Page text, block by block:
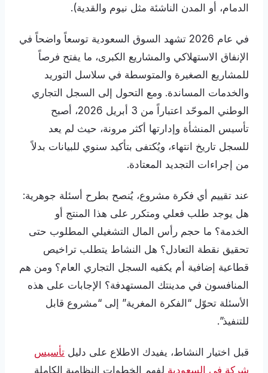
الدمام، أو المدن الناشئة مثل نيوم والقدية).
في عام 2026 تشهد السوق السعودية توسعاً واضحاً في
الإنفاق الاستهلاكي والمشاريع الكبرى، ما يفتح فرصاً
للمشاريع الصغيرة والمتوسطة في سلاسل التوريد
والخدمات المساندة. ومع التحول إلى السجل التجاري
الوطني الموحّد اعتباراً من 3 أبريل 2026، أصبح
تأسيس المنشأة وإدارتها أكثر مرونة، حيث لم يعد
للسجل تاريخ انتهاء، ويُكتفى بتأكيد سنوي للبيانات بدلاً
من إجراءات التجديد المعتادة.
عند تقييم أي فكرة مشروع، يُنصح بطرح أسئلة جوهرية:
هل يوجد طلب فعلي ومتكرر على هذا المنتج أو
الخدمة؟ ما حجم رأس المال التشغيلي المطلوب حتى
تحقيق نقطة التعادل؟ هل النشاط يتطلب تراخيص
قطاعية إضافية أم يكفيه السجل التجاري العام؟ ومن هم
المنافسون في مدينتك المستهدفة؟ الإجابات على هذه
الأسئلة تحوّل “الفكرة المغرية” إلى “مشروع قابل
للتنفيذ”.
قبل اختيار النشاط، يفيدك الاطلاع على دليل تأسيس
شركة في السعودية لفهم الخطوات النظامية الكاملة